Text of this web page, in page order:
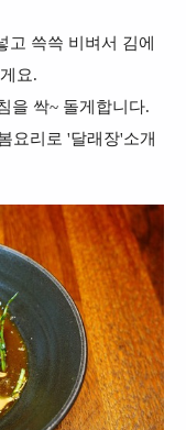
고 쓱쓱 비벼서 김에
요.
을 싹~ 돌게합니다.
요리로 '달래장'소개